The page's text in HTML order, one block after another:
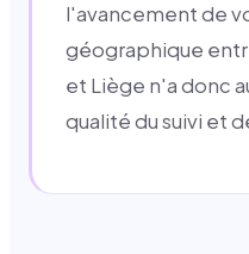
l'avancement de
géographique
et Liège n'a donc
qualité du suivi et